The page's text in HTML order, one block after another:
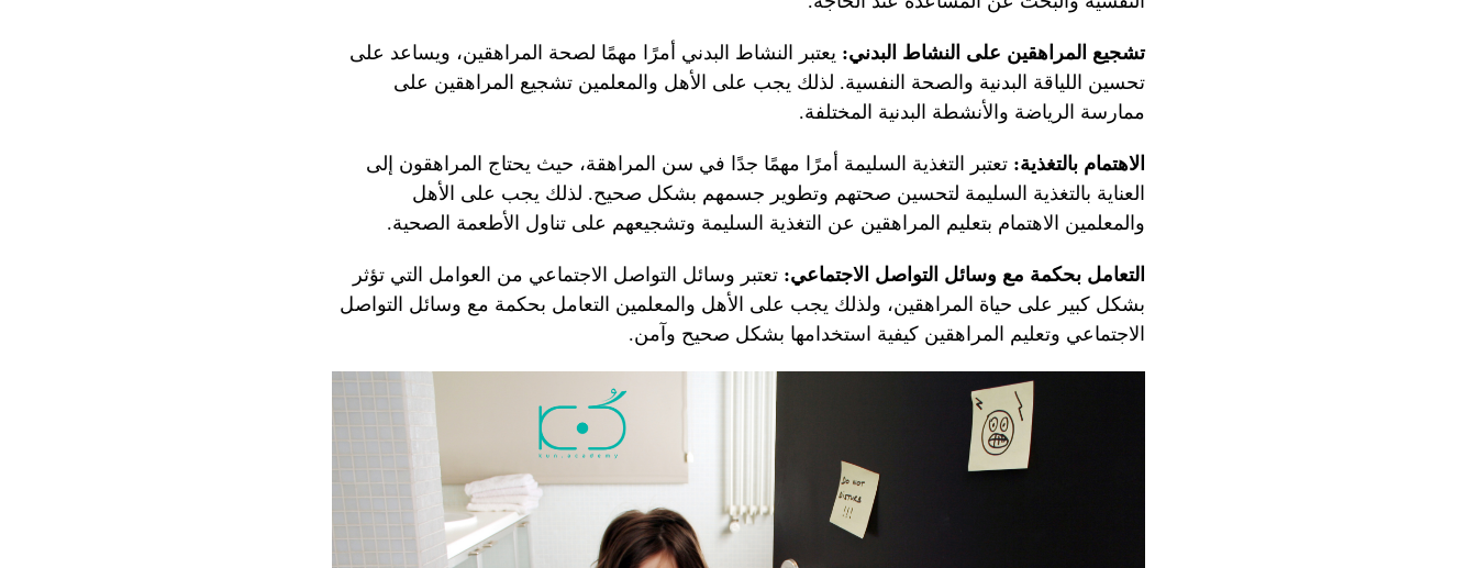
تشجيع المراهقين على النشاط البدني: يعتبر النشاط البدني أمرًا مهمًا لصحة المراهقين، ويساعد على
تحسين اللياقة البدنية والصحة النفسية. لذلك يجب على الأهل والمعلمين تشجيع المراهقين على
ممارسة الرياضة والأنشطة البدنية المختلفة.
الاهتمام بالتغذية: تعتبر التغذية السليمة أمرًا مهمًا جدًا في سن المراهقة، حيث يحتاج المراهقون إلى
العناية بالتغذية السليمة لتحسين صحتهم وتطوير جسمهم بشكل صحيح. لذلك يجب على الأهل
والمعلمين الاهتمام بتعليم المراهقين عن التغذية السليمة وتشجيعهم على تناول الأطعمة الصحية.
التعامل بحكمة مع وسائل التواصل الاجتماعي: تعتبر وسائل التواصل الاجتماعي من العوامل التي تؤثر
بشكل كبير على حياة المراهقين، ولذلك يجب على الأهل والمعلمين التعامل بحكمة مع وسائل التواصل
الاجتماعي وتعليم المراهقين كيفية استخدامها بشكل صحيح وآمن.